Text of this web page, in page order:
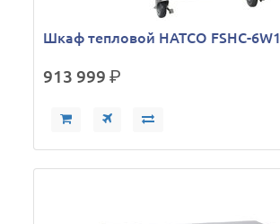
Шкаф тепловой HATCO FSHC-6W1
913 999р.